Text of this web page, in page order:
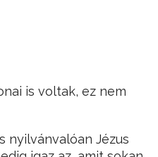
is voltak, ez nem
nyilvánvalóan Jézus